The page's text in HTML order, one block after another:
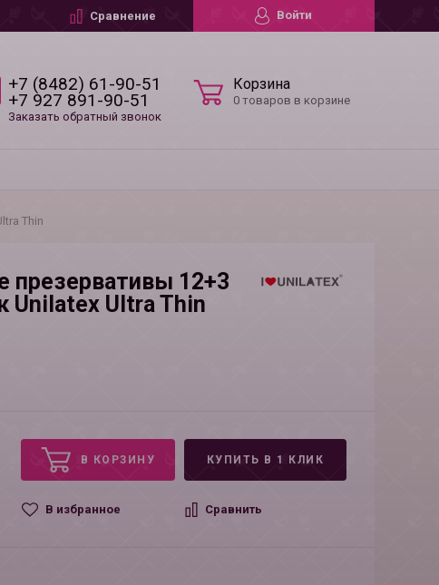
Сравнение Войти
+7 (8482) 61-90-51
+7 927 891-90-51
Заказать обратный звонок
Корзина
0 товаров в корзине
Thin
презервативы 12+3
Unilatex Ultra Thin
В КОРЗИНУ КУПИТЬ В 1 КЛИК
В избранное Сравнить